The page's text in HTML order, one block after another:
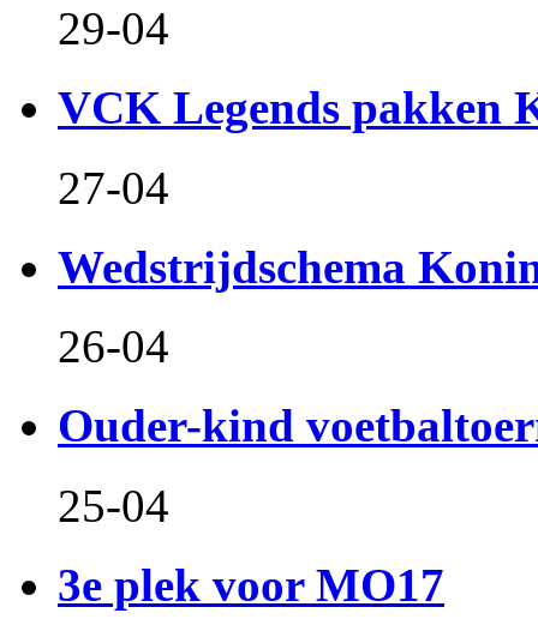
29-04
VCK Legends pakken
27-04
Wedstrijdschema
26-04
Ouder-kind
25-04
3e plek voor MO17